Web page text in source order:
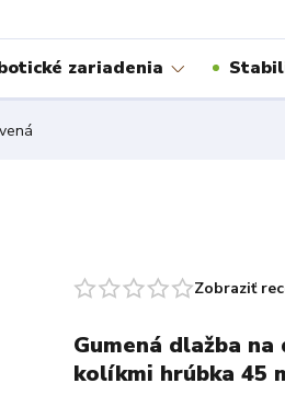
zariadenia
Zobraziť
Gumená dlažba
kolíkmi hrúbka 45